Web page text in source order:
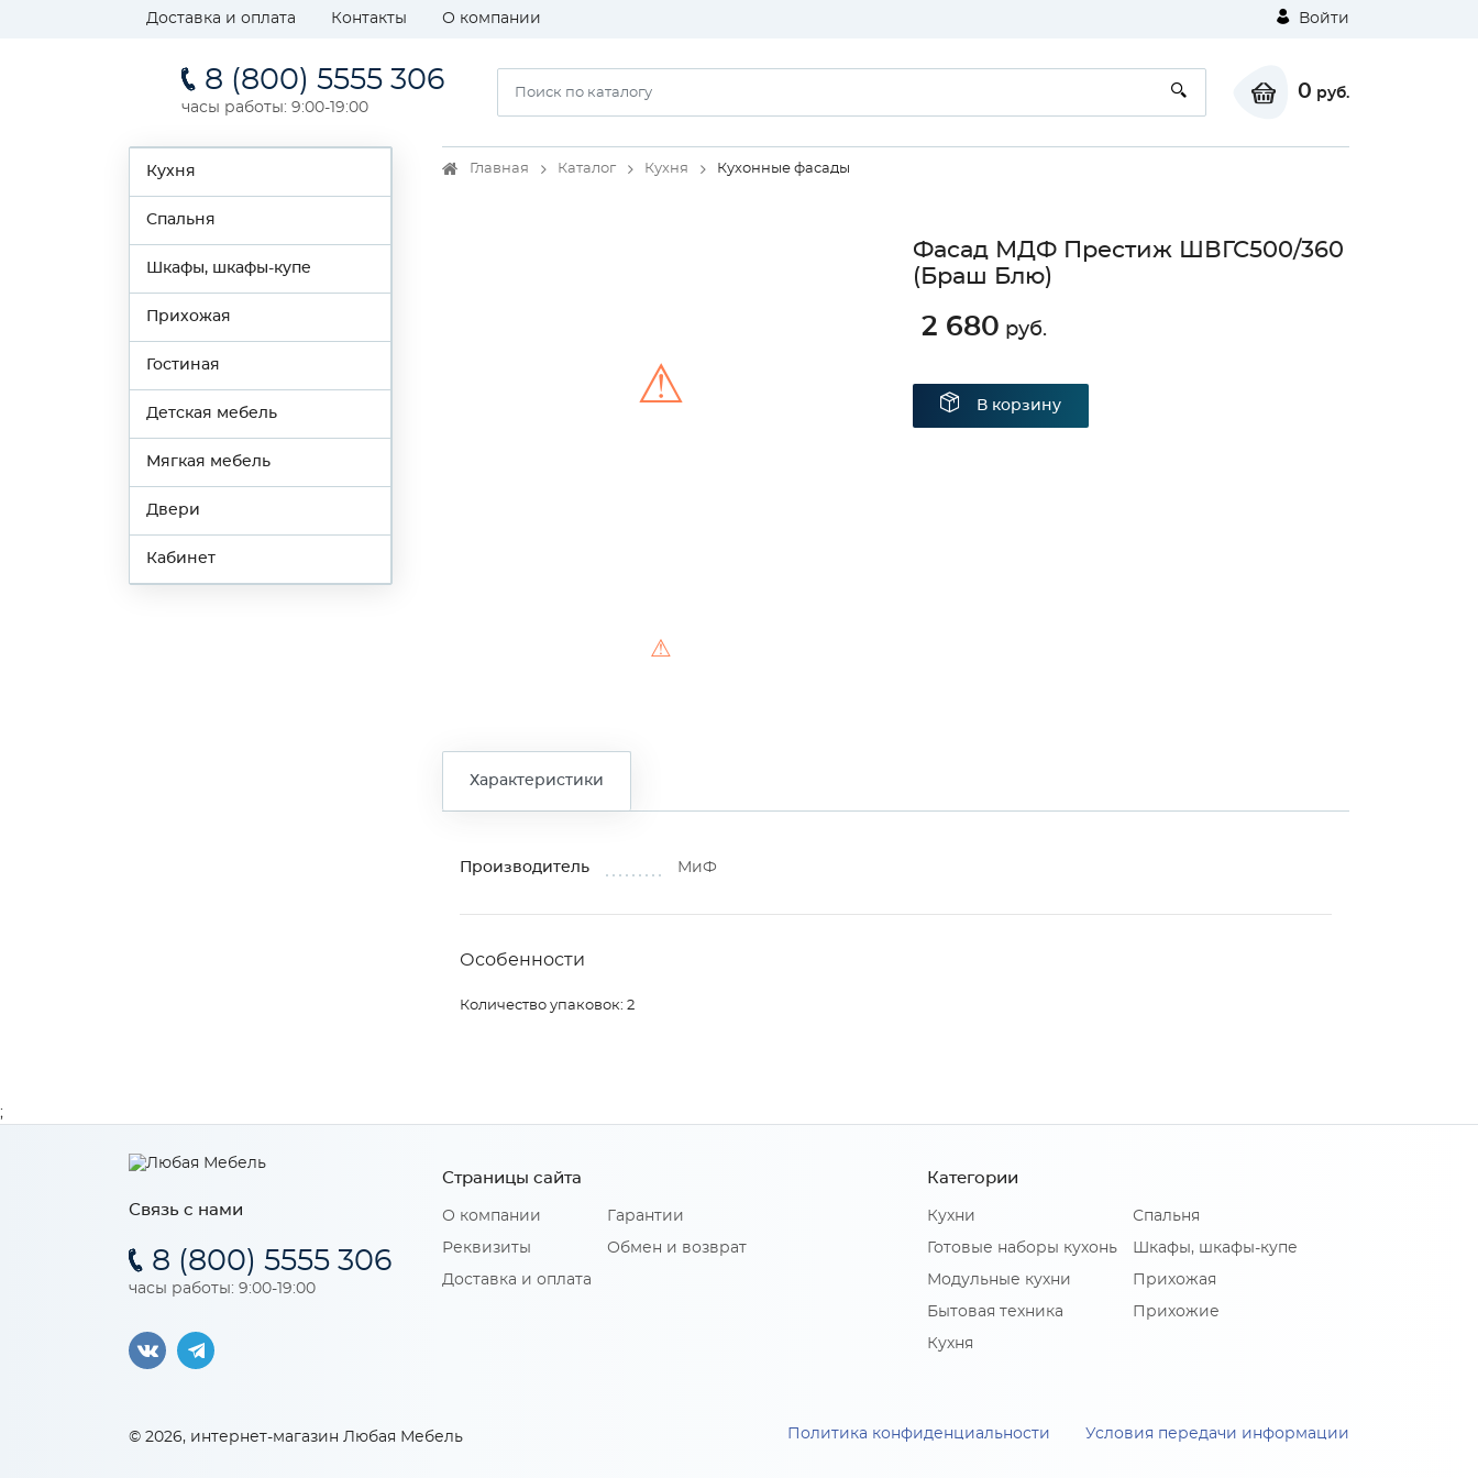
Доставка и оплата Контакты О компании Войти
8 (800) 5555 306
часы работы: 9:00-19:00
0 руб.
Кухня
Спальня
Шкафы, шкафы-купе
Прихожая
Гостиная
Детская мебель
Мягкая мебель
Двери
Кабинет
Главная Каталог Кухня Кухонные фасады
⚠
⚠
Фасад МДФ Престиж ШВГС500/360
(Браш Блю)
2 680 руб.
В корзину
Характеристики
Производитель МиФ
Особенности
Количество упаковок: 2
Связь с нами
8 (800) 5555 306
часы работы: 9:00-19:00
Страницы сайта
О компании
Реквизиты
Доставка и оплата
Гарантии
Обмен и возврат
Категории
Кухни
Готовые наборы кухонь
Модульные кухни
Бытовая техника
Кухня
Спальня
Шкафы, шкафы-купе
Прихожая
Прихожие
© 2026, интернет-магазин Любая Мебель Политика конфиденциальности Условия передачи информации
;